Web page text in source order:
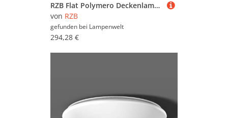
RZB Flat Polymero Deckenlampe on/off 21W 36cm 840
von RZB
gefunden bei Lampenwelt
294,28 €